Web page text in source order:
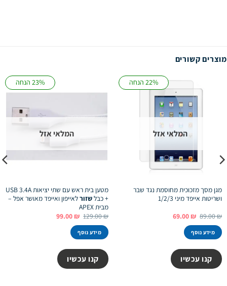
מוצרים קשורים
22% הנחה
המלאי אזל
מגן מסך מזכוכית מחוסמת נגד שבר
ושריטות אייפד מיני 1/2/3
89.00₪ המחיר
היה:
89.00 ₪.
69.00₪ המחיר
מידע נוסף
קנו עכשיו
23% הנחה
המלאי אזל
מטען בית ראש עם שתי יציאות USB 3.4A
+ כבלשזורלאייפון ואייפד מאושר אפל –
מבית APEX
129.00₪ המחיר
היה:
129.00 ₪.
99.00₪ המחיר
מידע נוסף
קנו עכשיו